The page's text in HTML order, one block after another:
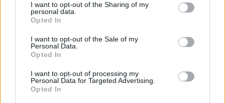
I want to opt-out of the Sharing of my
personal data.
Opted In
I want to opt-out of the Sale of my
Personal Data.
Opted In
I want to opt-out of processing my
Personal Data for Targeted Advertising.
Opted In
Synapause creme op mijn verzoek voorgeschreven
venusheuvel en urine lekkage bij ontspanning (niet voor
bij niezen, want daar werkt het niet voor). Inwendig
inbrengen in de vagina. Deze beginverergering
verwachtte ik en was goed te hanteren. Na twee weken
dagelijks gebruik voo